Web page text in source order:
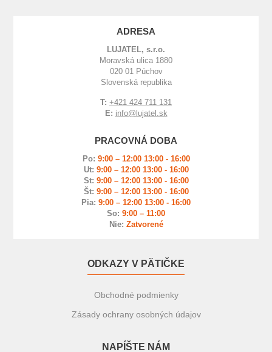
ADRESA
LUJATEL, s.r.o.
Moravská ulica 1880
020 01 Púchov
Slovenská republika
T: +421 424 711 131
E: info@lujatel.sk
PRACOVNÁ DOBA
Po: 9:00 – 12:00 13:00 - 16:00
Ut: 9:00 – 12:00 13:00 - 16:00
St: 9:00 – 12:00 13:00 - 16:00
Št: 9:00 – 12:00 13:00 - 16:00
Pia: 9:00 – 12:00 13:00 - 16:00
So: 9:00 – 11:00
Nie: Zatvorené
ODKAZY V PÄTIČKE
Obchodné podmienky
Zásady ochrany osobných údajov
NAPÍŠTE NÁM